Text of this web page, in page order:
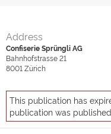
Address
Confiserie Sprüngli AG
Bahnhofstrasse 21
8001 Zürich
This publication has
publication was